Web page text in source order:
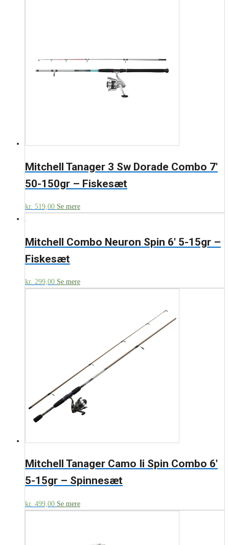
Mitchell Tanager 3 Sw Dorade Combo 7′
50-150gr – Fiskesæt
kr. 519,00 Se mere
Mitchell Combo Neuron Spin 6′ 5-15gr –
Fiskesæt
kr. 299,00 Se mere
Mitchell Tanager Camo Ii Spin Combo 6′
5-15gr – Spinnesæt
kr. 499,00 Se mere